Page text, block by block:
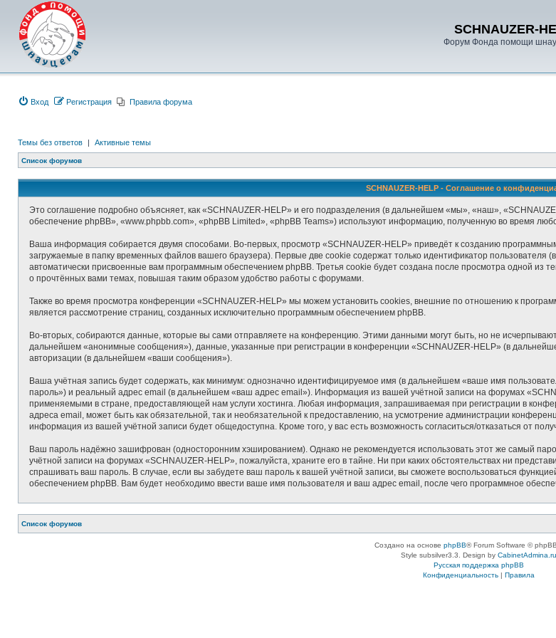
SCHNAUZER-
Форум Фонда помощи
Вход Регистрация Правила форума
Темы без ответов | Активные темы
Список форумов
SCHNAUZER-HELP - Соглашение о
Это соглашение подробно объясняет, как «SCHNAUZER-HELP» и его подразделения (в дальнейшем «мы», «наш»,
обеспечение phpBB», «www.phpbb.com», «phpBB Limited», «phpBB Teams») используют информацию, полученную во время
Ваша информация собирается двумя способами. Во-первых, просмотр «SCHNAUZER-HELP» приведёт к созданию
загружаемые в папку временных файлов вашего браузера). Первые две cookie содержат только идентификатор
автоматически присвоенные вам программным обеспечением phpBB. Третья cookie будет создана после просмотра одной из
о прочтённых вами темах, повышая таким образом удобство работы с форумами.
Также во время просмотра конференции «SCHNAUZER-HELP» мы можем установить cookies, внешние по отношению к
является рассмотрение страниц, созданных исключительно программным обеспечением phpBB.
Во-вторых, собираются данные, которые вы сами отправляете на конференцию. Этими данными могут быть, но не
дальнейшем «анонимные сообщения»), данные, указанные при регистрации в конференции «SCHNAUZER-HELP» (в
авторизации (в дальнейшем «ваши сообщения»).
Ваша учётная запись будет содержать, как минимум: однозначно идентифицируемое имя (в дальнейшем «ваше имя
пароль») и реальный адрес email (в дальнейшем «ваш адрес email»). Информация из вашей учётной записи на форумах
применяемыми в стране, предоставляющей нам услуги хостинга. Любая информация, запрашиваемая при регистрации в
адреса email, может быть как обязательной, так и необязательной к предоставлению, на усмотрение администрации
информация из вашей учётной записи будет общедоступна. Кроме того, у вас есть возможность согласиться/отказаться от
Ваш пароль надёжно зашифрован (односторонним хэшированием). Однако не рекомендуется использовать этот же самый
учётной записи на форумах «SCHNAUZER-HELP», пожалуйста, храните его в тайне. Ни при каких обстоятельствах ни
спрашивать ваш пароль. В случае, если вы забудете ваш пароль к вашей учётной записи, вы сможете воспользоваться
обеспечением phpBB. Вам будет необходимо ввести ваше имя пользователя и ваш адрес email, после чего программное
Список форумов
Создано на основе phpBB® Forum Software ©
Style subsilver3.3. Design by CabinetAdmina.ru
Русская поддержка phpBB
Конфиденциальность| Правила